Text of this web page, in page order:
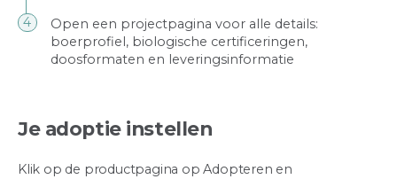
Open een projectpagina voor alle details:
boerprofiel, biologische certificeringen,
doosformaten en leveringsinformatie
Je adoptie instellen
Klik op de productpagina op Adopteren en